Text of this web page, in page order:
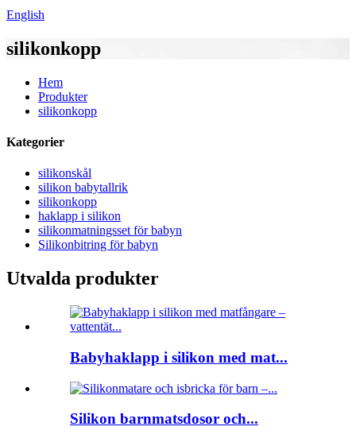
English
silikonkopp
Hem
Produkter
silikonkopp
Kategorier
silikonskål
silikon babytallrik
silikonkopp
haklapp i silikon
silikonmatningsset för babyn
Silikonbitring för babyn
Utvalda produkter
Babyhaklapp i silikon med mat...
Silikon barnmatsdosor och...